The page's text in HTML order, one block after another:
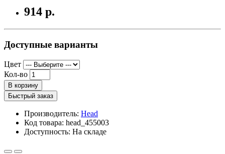
914 р.
Доступные варианты
Цвет
Кол-во
В корзину
Быстрый заказ
Производитель: Head
Код товара: head_455003
Доступность: На складе